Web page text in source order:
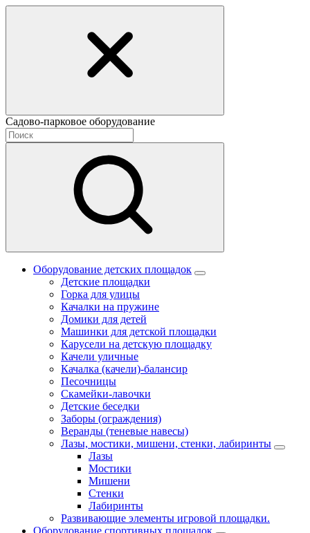
Садово-парковое оборудование
Оборудование детских площадок
Детские площадки
Горка для улицы
Качалки на пружине
Домики для детей
Машинки для детской площадки
Карусели на детскую площадку
Качели уличные
Качалка (качели)-балансир
Песочницы
Скамейки-лавочки
Детские беседки
Заборы (ограждения)
Веранды (теневые навесы)
Лазы, мостики, мишени, стенки, лабиринты
Лазы
Мостики
Мишени
Стенки
Лабиринты
Развивающие элементы игровой площадки.
Оборудование спортивных площадок